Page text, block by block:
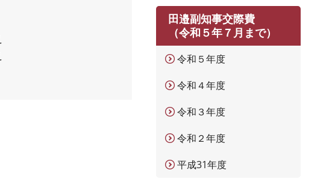
田邉副知事交際費
（令和５年７月まで）
令和５年度
令和４年度
令和３年度
令和２年度
平成31年度